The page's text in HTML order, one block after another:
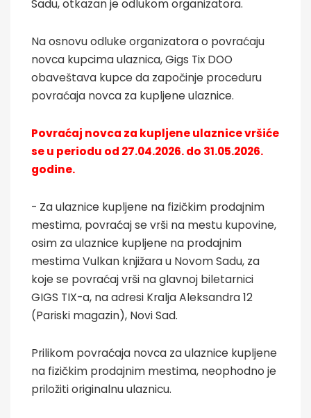
Sadu, otkazan je odlukom organizatora.
Na osnovu odluke organizatora o povraćaju
novca kupcima ulaznica, Gigs Tix DOO
obaveštava kupce da započinje proceduru
povraćaja novca za kupljene ulaznice.
Povraćaj novca za kupljene ulaznice vršiće
se u periodu od 27.04.2026. do 31.05.2026.
godine.
- Za ulaznice kupljene na fizičkim prodajnim
mestima, povraćaj se vrši na mestu kupovine,
osim za ulaznice kupljene na prodajnim
mestima Vulkan knjižara u Novom Sadu, za
koje se povraćaj vrši na glavnoj biletarnici
GIGS TIX-a, na adresi Kralja Aleksandra 12
(Pariski magazin), Novi Sad.
Prilikom povraćaja novca za ulaznice kupljene
na fizičkim prodajnim mestima, neophodno je
priložiti originalnu ulaznicu.